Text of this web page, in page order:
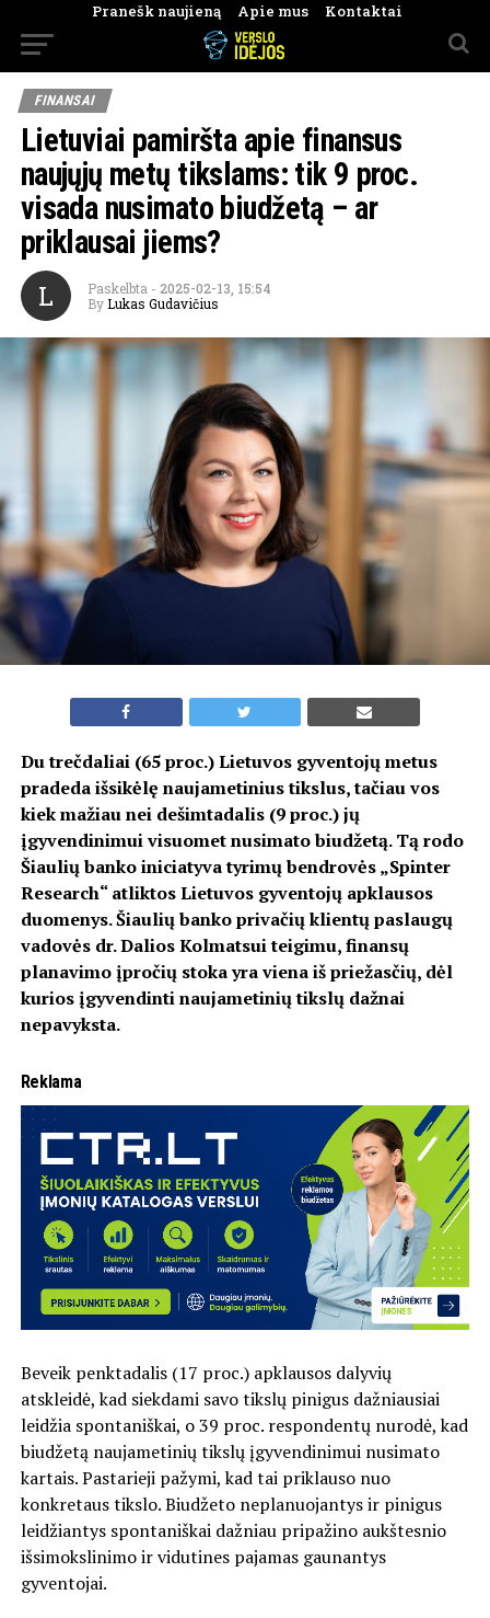
Pranešk naujieną Apie mus Kontaktai
FINANSAI
Lietuviai pamiršta apie finansus
naujųjų metų tikslams: tik 9 proc.
visada nusimato biudžetą – ar
priklausai jiems?
L Paskelbta - 2025-02-13, 15:54
By Lukas Gudavičius
Du trečdaliai (65 proc.) Lietuvos gyventojų metus
pradeda išsikėlę naujametinius tikslus, tačiau vos
kiek mažiau nei dešimtadalis (9 proc.) jų
įgyvendinimui visuomet nusimato biudžetą. Tą rodo
Šiaulių banko iniciatyva tyrimų bendrovės „Spinter
Research“ atliktos Lietuvos gyventojų apklausos
duomenys. Šiaulių banko privačių klientų paslaugų
vadovės dr. Dalios Kolmatsui teigimu, finansų
planavimo įpročių stoka yra viena iš priežasčių, dėl
kurios įgyvendinti naujametinių tikslų dažnai
nepavyksta.
Reklama
Beveik penktadalis (17 proc.) apklausos dalyvių
atskleidė, kad siekdami savo tikslų pinigus dažniausiai
leidžia spontaniškai, o 39 proc. respondentų nurodė, kad
biudžetą naujametinių tikslų įgyvendinimui nusimato
kartais. Pastarieji pažymi, kad tai priklauso nuo
konkretaus tikslo. Biudžeto neplanuojantys ir pinigus
leidžiantys spontaniškai dažniau pripažino aukštesnio
išsimokslinimo ir vidutines pajamas gaunantys
gyventojai.